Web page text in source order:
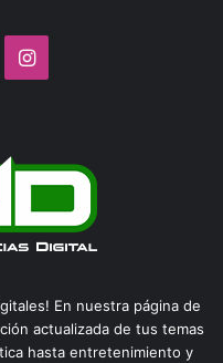
Instagram
En nuestra página de
actualizada de tus temas
hasta entretenimiento y